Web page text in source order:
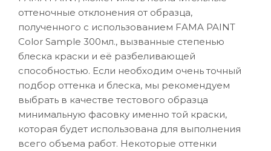
оттеночные отклонения от образца,
полученного с использованием FAMA PAINT
Color Sample 300мл., вызванные степенью
блеска краски и её разбеливающей
способностью. Если необходим очень точный
подбор оттенка и блеска, мы рекомендуем
выбрать в качестве тестового образца
минимальную фасовку именно той краски,
которая будет использована для выполнения
всего объема работ. Некоторые оттенки